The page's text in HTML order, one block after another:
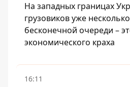
На западных границах
грузовиков уже
бесконечной очереди –
экономического краха
16:11